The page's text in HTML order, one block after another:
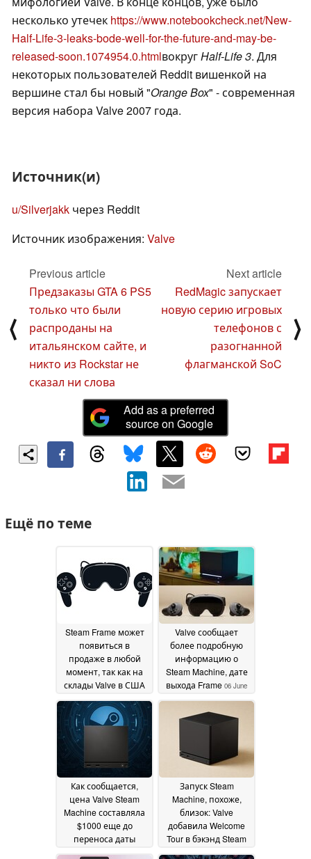
несколько утечек https://www.notebookcheck.net/New-
Half-Life-3-leaks-bode-well-for-the-future-and-may-be-
released-soon.1074954.0.htmlвокругHalf-Life 3. Для
некоторых пользователей Reddit вишенкой на
вершине стал бы новый "Orange Box" - современная
версия набора Valve 2007 года.
Источник(и)
u/Silverjakk через Reddit
Источник изображения: Valve
⟨
Previous article
Предзаказы GTA 6 PS5
только что были
распроданы на
итальянском сайте, и
никто из Rockstar не
сказал ни слова
Next article
RedMagic запускает
новую серию игровых
телефонов с
разогнанной
флагманской SoC
⟩
Add as a preferred
source on Google
Ещё по теме
Steam Frame может
появиться в
продаже в любой
момент, так как на
склады Valve в США
партии товара 13 June
2026
Valve сообщает
более подробную
информацию о
Steam Machine, дате
выхода Frame 06 June
2026
Как сообщается,
цена Valve Steam
Machine составляла
$1000 еще до
переноса даты
31 May 2026
Запуск Steam
Machine, похоже,
близок: Valve
добавила Welcome
Tour в бэкэнд Steam
31 May 2026